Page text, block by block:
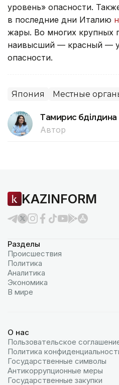
уровень» опасности.
в последние дни Италию
жары. Во многих крупных
наивысший — красный —
опасности.
Япония Местные
Тамирис Әбділдина
Автор
KAZINFORM
Разделы
Происшествия
Политика
Аналитика
Экономика
В мире
О нас
Пользовательское
Политика
Государственные символы
Антикоррупционные меры
Государственные закупки